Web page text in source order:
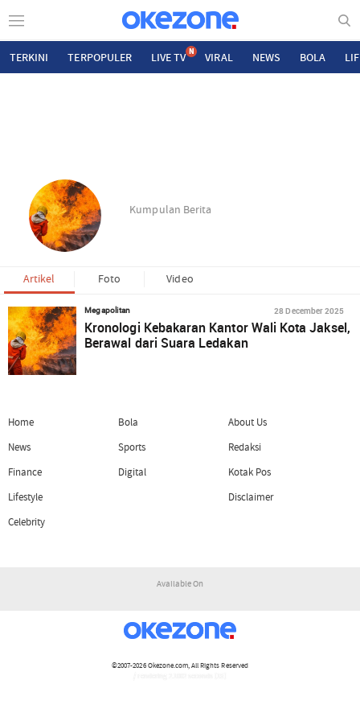
TERKINI TERPOPULER LIVE TV N VIRAL NEWS BOLA
Kumpulan Berita
Artikel Foto Video
Megapolitan 28 December 2025
Kronologi Kebakaran Kantor Wali Kota Jaksel,
Berawal dari Suara Ledakan
Home
News
Finance
Lifestyle
Celebrity
Bola
Sports
Digital
About Us
Redaksi
Kotak Pos
Disclaimer
Available On
©2007-2026Okezone.com, All Rights Reserved